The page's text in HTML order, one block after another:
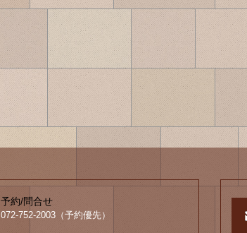
予約/問合せ
072-752-2003（予約優先）